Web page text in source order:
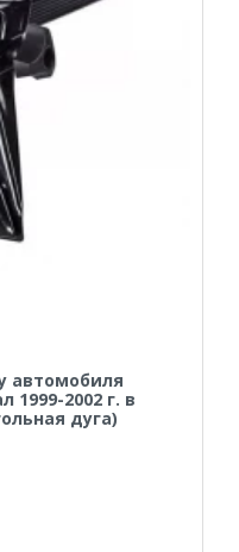
автомобиля
1999-2002 г. в
дуга)